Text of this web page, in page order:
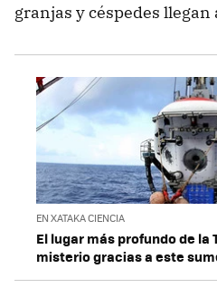
granjas y céspedes
EN XATAKA CIENCIA
El lugar más profundo de la
misterio gracias a este